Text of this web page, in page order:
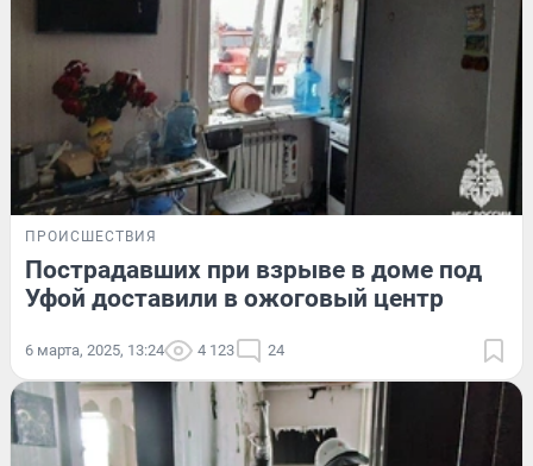
ПРОИСШЕСТВИЯ
Пострадавших при взрыве в доме под
Уфой доставили в ожоговый центр
6 марта, 2025, 13:24 4 123 24